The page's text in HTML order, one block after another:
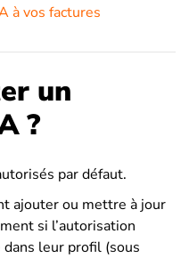
à vos factures
un
?
par défaut.
ajouter ou mettre à jour
si l’autorisation
dans leur profil (sous